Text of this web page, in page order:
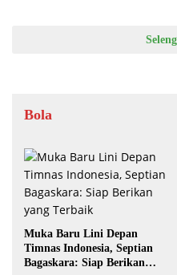
Bola
Muka Baru Lini Depan
Timnas Indonesia, Septian
Bagaskara: Siap Berikan